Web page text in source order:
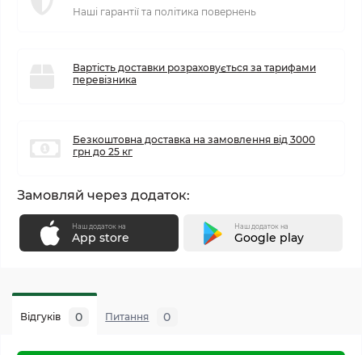
Наші гарантії та політика повернень
Вартість доставки розраховується за тарифами
перевізника
Безкоштовна доставка на замовлення від 3000
грн до 25 кг
Замовляй через додаток:
Наш додаток на
App store
Наш додаток на
Google play
Відгуків 0 Питання 0